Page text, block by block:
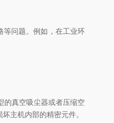
等问题。例如，在工业环
的真空吸尘器或者压缩空
主机内部的精密元件。